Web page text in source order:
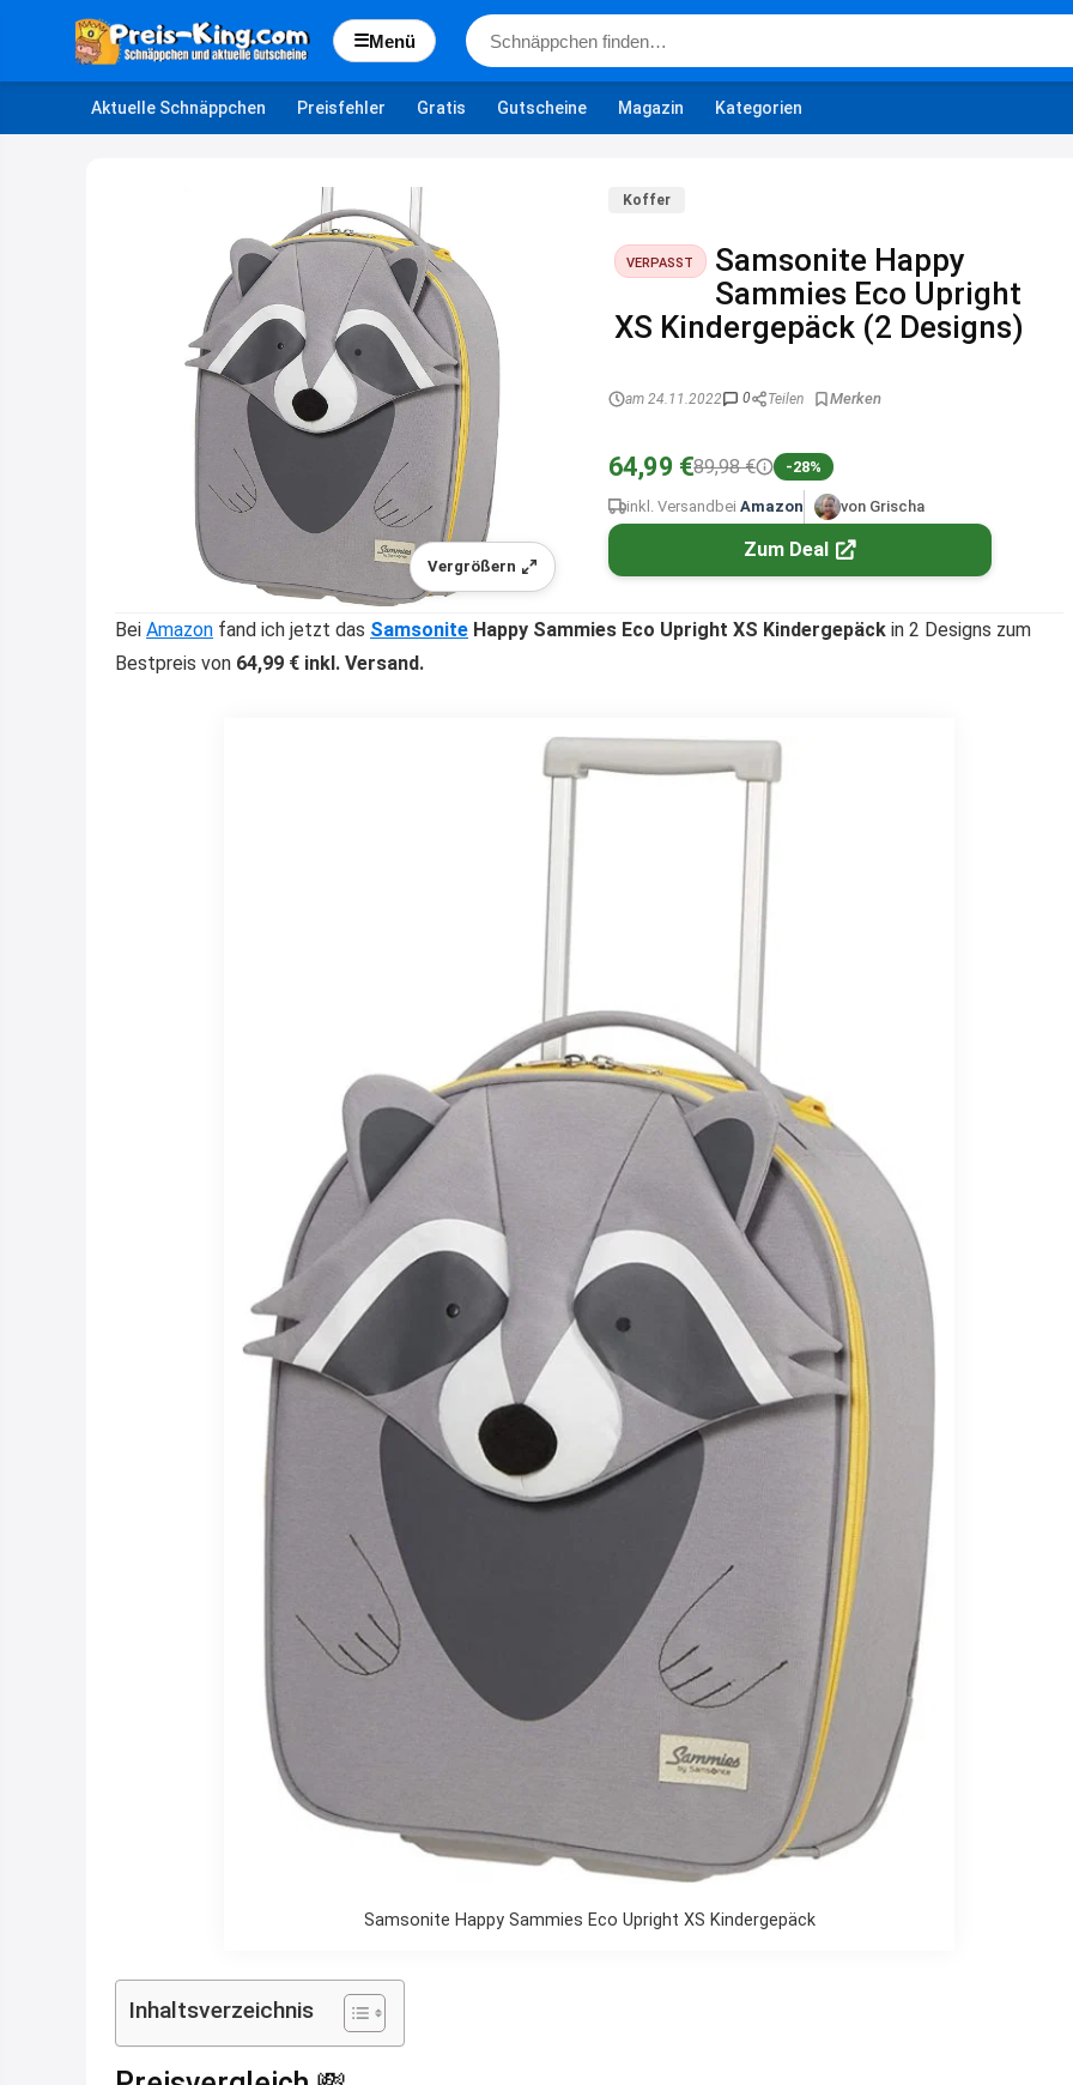
☰Menü
Aktuelle Schnäppchen Preisfehler Gratis Gutscheine Magazin Kategorien
Vergrößern
Koffer
VERPASST
Samsonite Happy
Sammies Eco Upright
XS Kindergepäck (2 Designs)
am 24.11.2022 0 Teilen
64,99 €89,98 € -28%
inkl. Versand bei Amazon von Grischa
Zum Deal
Bei Amazon fand ich jetzt das Samsonite Happy Sammies Eco Upright XS Kindergepäck in 2 Designs zum
Bestpreis von 64,99 € inkl. Versand.
Samsonite Happy Sammies Eco Upright XS Kindergepäck
Inhaltsverzeichnis